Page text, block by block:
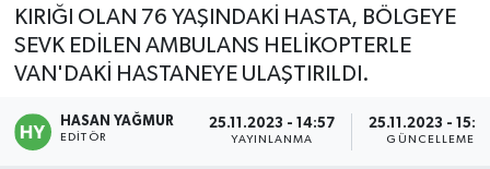
KIRIĞI OLAN 76 YAŞINDAKİ HASTA, BÖLGEYE
SEVK EDİLEN AMBULANS HELİKOPTERLE
VAN'DAKİ HASTANEYE ULAŞTIRILDI.
HASAN YAĞMUR
EDITÖR
25.11.2023 - 14:57
YAYINLANMA
25.11.2023 -
GÜNCELLEME
Kadın
Tüm Manşetler